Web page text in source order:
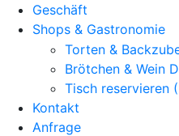
Geschäft
Shops & Gastronomie
Torten &
Brötchen & Wein
Tisch reservieren
Kontakt
Anfrage